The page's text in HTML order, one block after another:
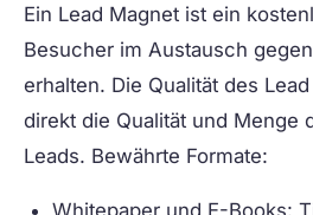
Ein Lead Magnet ist ein
Besucher im Austausch
erhalten. Die Qualität des
direkt die Qualität und Menge
Leads. Bewährte Formate: